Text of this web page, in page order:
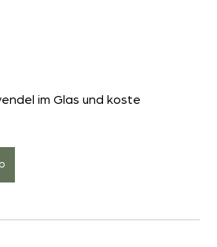
im Glas und koste